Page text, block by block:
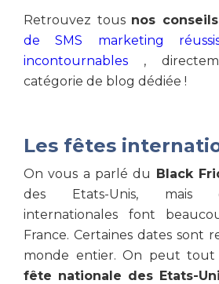
Retrouvez tous nos conseils
de SMS marketing
incontournables ,
catégorie de blog dédiée !
Les fêtes
On vous a parlé du Black
des Etats-Unis, mais
internationales font
France. Certaines dates sont
monde entier. On peut
fête nationale des Etats-